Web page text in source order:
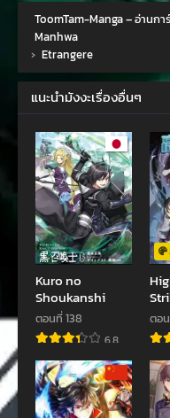
ตอนที่ 2
สิงหาคม 24, 2022
ตอนที่ 0
สิงหาคม 24, 2022
ToomTam-Manga – อ่านก
Manhwa
› Etrangere
แนะนำมังงะเรื่องอื่นๆ
Kuro no
Shoukanshi
ตอนที่ 138
6.8
ตอ